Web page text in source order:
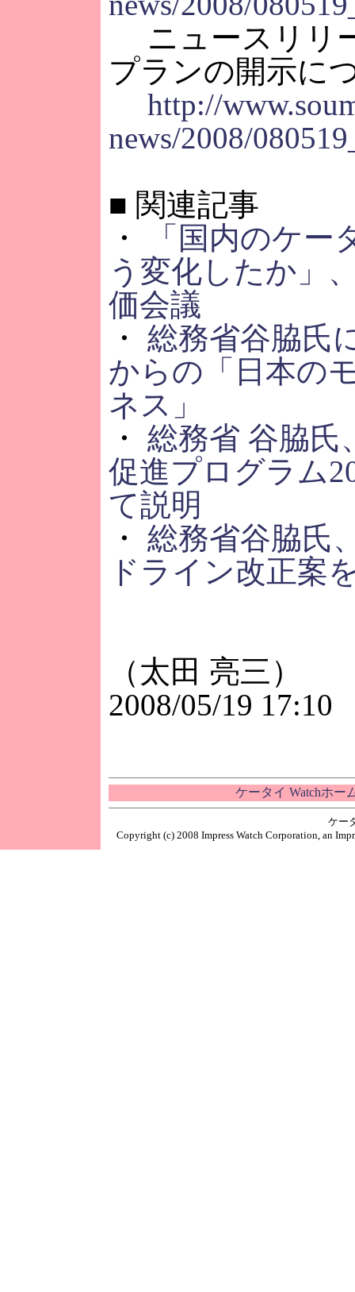
ニュースリリ
プランの開示に
http://
news/2008/
■ 関連記事
・
「国内のケー
う変化したか」
価会議
・ 総務省谷脇氏
からの「日本の
ネス」
・ 総務省 谷脇氏
促進プログラム
て説明
・ 総務省谷脇氏
ドライン改正案
（太田 亮三）
2008/05/19 17:10
ケータイ Watchホー
ケー
Copyright (c) 2008 Impress Watch Corporation, an